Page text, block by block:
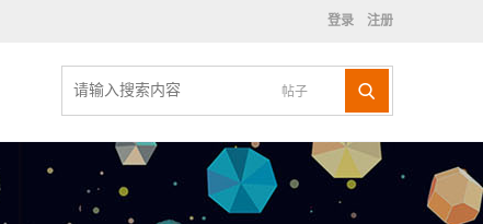
登录 注册
帖子